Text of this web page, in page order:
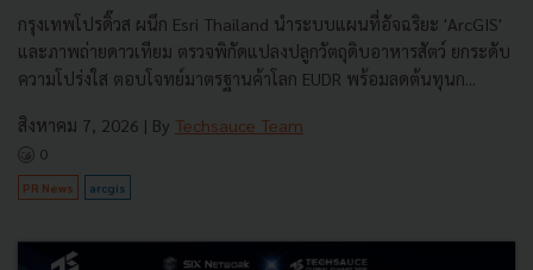
กรุงเทพโปรดิ๊วส ผนึก Esri Thailand นำระบบแผนที่อัจฉริยะ 'ArcGIS'
และภาพถ่ายดาวเทียม ตรวจพิกัดแปลงปลูกวัตถุดิบอาหารสัตว์ ยกระดับ
ความโปร่งใส ตอบโจทย์มาตรฐานค้าโลก EUDR พร้อมลดต้นทุนก...
สิงหาคม 7, 2026 | By Techsauce Team
0
PR News arcgis